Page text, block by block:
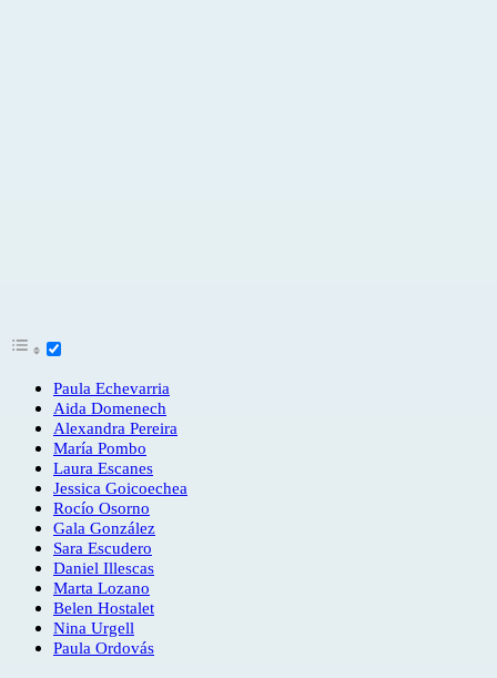
Paula Echevarria
Aida Domenech
Alexandra Pereira
María Pombo
Laura Escanes
Jessica Goicoechea
Rocío Osorno
Gala González
Sara Escudero
Daniel Illescas
Marta Lozano
Belen Hostalet
Nina Urgell
Paula Ordovás